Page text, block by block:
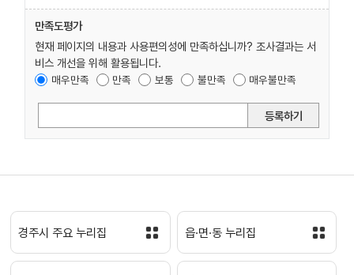
만족도평가
현재 페이지의 내용과 사용편의성에 만족하십니까? 조사결과는 서
비스 개선을 위해 활용됩니다.
매우만족 만족 보통 불만족 매우불만족
등록하기
경주시 주요 누리집 읍·면·동 누리집